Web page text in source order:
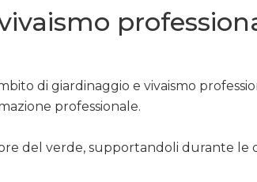
di giardinaggio e vivaismo
professionale.
del verde, supportandoli durante le